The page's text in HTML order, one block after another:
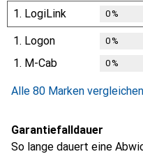
1. LogiLink 0%
1. Logon 0%
1. M-Cab 0%
Alle 80 Marken vergleichen
Garantiefalldauer
So lange dauert eine